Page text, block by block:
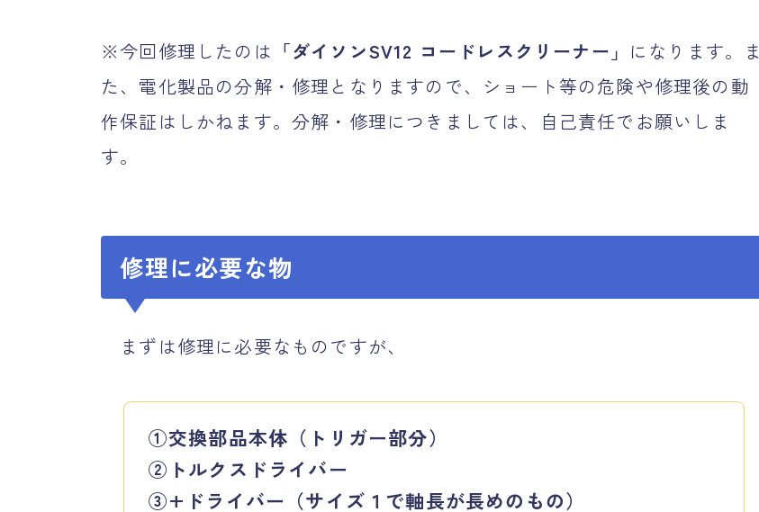
※今回修理したのは 「ダイソンSV12 コードレスクリーナー」 になります。ま
た、電化製品の分解・修理となりますので、ショート等の危険や修理後の動
作保証はしかねます。分解・修理につきましては、自己責任でお願いしま
す。
修理に必要な物
まずは修理に必要なものですが、
①交換部品本体（トリガー部分）
②トルクスドライバー
③+ドライバー（サイズ１で軸長が長めのもの）